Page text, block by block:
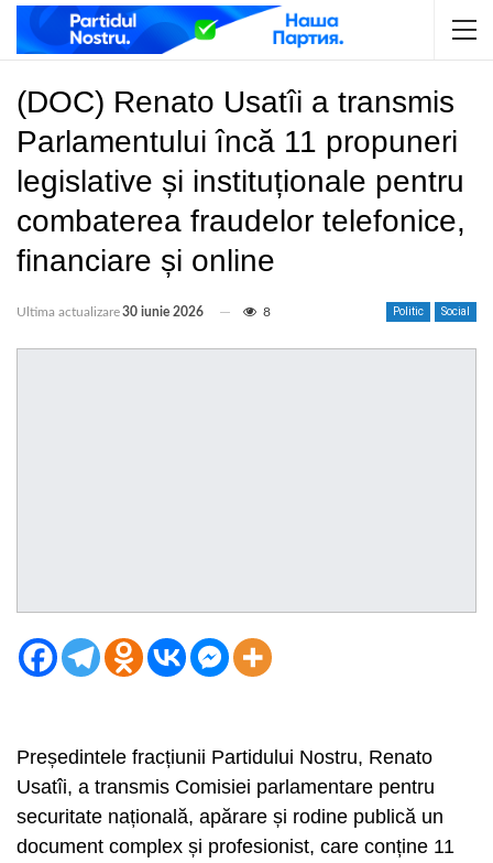
(DOC) Renato Usatîi a transmis
Parlamentului încă 11 propuneri
legislative și instituționale pentru
combaterea fraudelor telefonice,
financiare și online
Politic Social
Ultima actualizare30 iunie 2026 8
Președintele fracțiunii Partidului Nostru, Renato
Usatîi, a transmis Comisiei parlamentare pentru
securitate națională, apărare și rodine publică un
document complex și profesionist, care conține 11